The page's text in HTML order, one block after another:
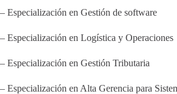
– Especialización en Gestión de software
– Especialización en Logística y Operaciones
– Especialización en Gestión Tributaria
– Especialización en Alta Gerencia para